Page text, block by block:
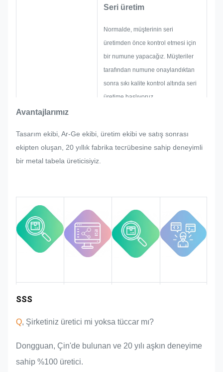
Seri üretim
Normalde, müşterinin seri
üretimden önce kontrol etmesi için
bir numune yapacağız. Müşteriler
tarafından numune onaylandıktan
sonra sıkı kalite kontrol altında seri
üretime başlıyoruz.
müşteri tarafından aniden herhangi
bir yeniden ayarlama talep edilirse,
böylece sıkı kalite gerekliliklerini
karşılayacağız.
Avantajlarımız
Tasarım ekibi, Ar-Ge ekibi, üretim ekibi ve satış sonrası
ekipten oluşan, 20 yıllık fabrika tecrübesine sahip deneyimli
bir metal tabela üreticisiyiz.
Endüstri
SSS
Q, Şirketiniz üretici mi yoksa tüccar mı?
Dongguan, Çin'de bulunan ve 20 yılı aşkın deneyime
sahip %100 üretici.